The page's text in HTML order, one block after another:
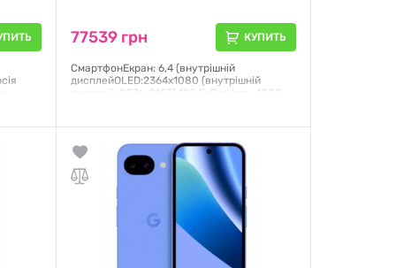
77539 грн КУПИТЬ
СмартфонЕкран: 6,4 (внутрішній
дисплейOLED:2364x1080 (внутрішній
дисплей: 2076x2152):120 ГцПам'ять: 1000
48 (f/1.7, ширококутна)
Гарантия: 3 месяца